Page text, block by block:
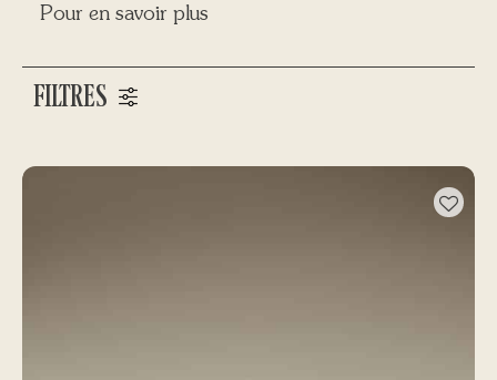
Pour en savoir plus
FILTRES